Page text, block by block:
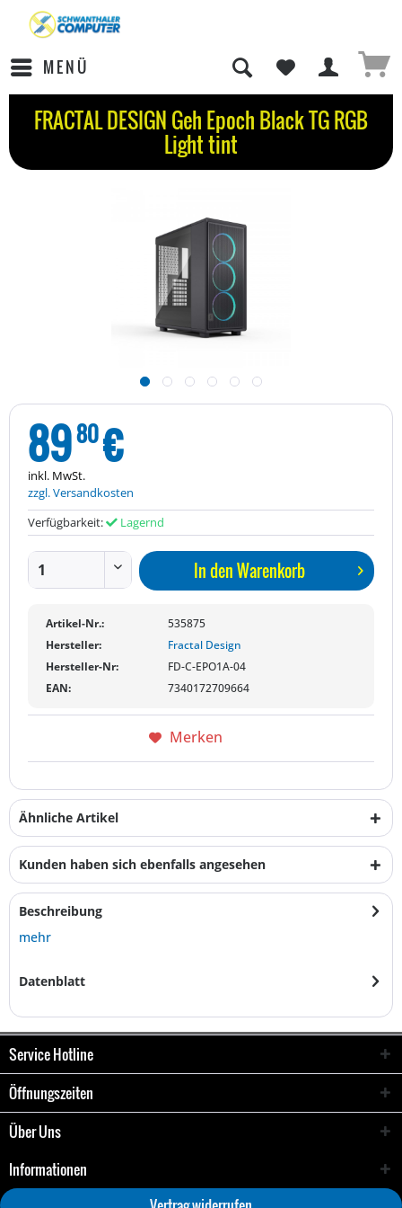
MENÜ
FRACTAL DESIGN Geh Epoch Black TG RGB
Light tint
8980€
inkl. MwSt.
zzgl. Versandkosten
Verfügbarkeit:
Lagernd
In denWarenkorb
Artikel-Nr.:
535875
Hersteller:
Fractal Design
Hersteller-Nr:
FD-C-EPO1A-04
EAN:
7340172709664
Merken
Ähnliche Artikel
Kunden haben sich ebenfalls angesehen
Beschreibung
mehr
Datenblatt
Service Hotline
Öffnungszeiten
Über Uns
Informationen